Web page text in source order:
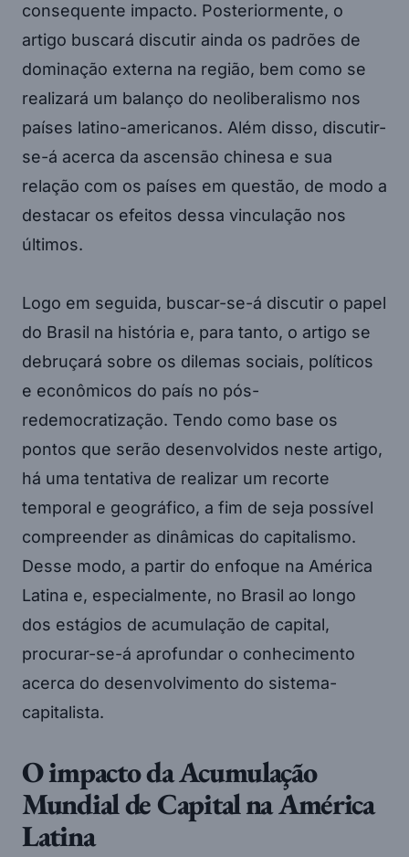
consequente impacto. Posteriormente, o
artigo buscará discutir ainda os padrões de
dominação externa na região, bem como se
realizará um balanço do neoliberalismo nos
países latino-americanos. Além disso, discutir-
se-á acerca da ascensão chinesa e sua
relação com os países em questão, de modo a
destacar os efeitos dessa vinculação nos
últimos.
Logo em seguida, buscar-se-á discutir o papel
do Brasil na história e, para tanto, o artigo se
debruçará sobre os dilemas sociais, políticos
e econômicos do país no pós-
redemocratização. Tendo como base os
pontos que serão desenvolvidos neste artigo,
há uma tentativa de realizar um recorte
temporal e geográfico, a fim de seja possível
compreender as dinâmicas do capitalismo.
Desse modo, a partir do enfoque na América
Latina e, especialmente, no Brasil ao longo
dos estágios de acumulação de capital,
procurar-se-á aprofundar o conhecimento
acerca do desenvolvimento do sistema-
capitalista.
O impacto da Acumulação
Mundial de Capitalna América
Latina